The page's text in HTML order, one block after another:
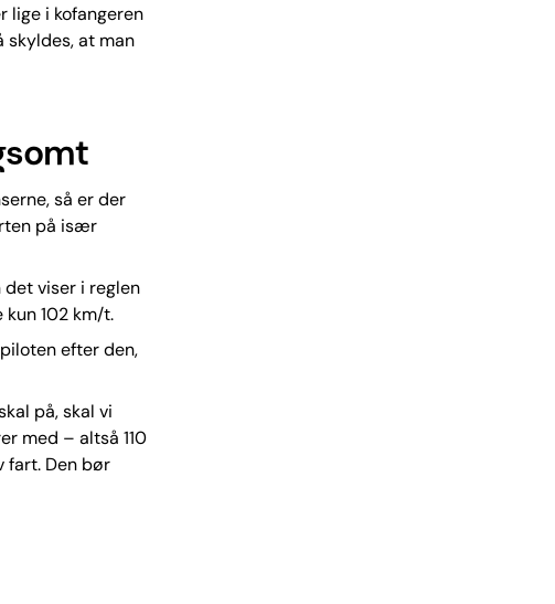
lige i kofangeren
skyldes, at man
så er der
på især
viser i reglen
kun 102 km/t.
efter den,
på, skal vi
med – altså 110
fart. Den bør